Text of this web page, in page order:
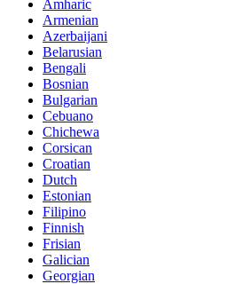
Amharic
Armenian
Azerbaijani
Belarusian
Bengali
Bosnian
Bulgarian
Cebuano
Chichewa
Corsican
Croatian
Dutch
Estonian
Filipino
Finnish
Frisian
Galician
Georgian